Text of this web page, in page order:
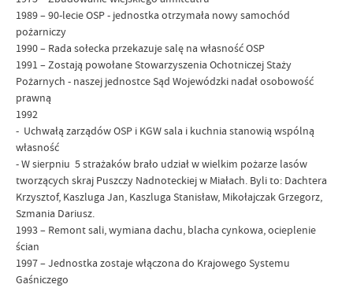
1989 – 90-lecie OSP - jednostka otrzymała nowy samochód
pożarniczy
1990 – Rada sołecka przekazuje salę na własność OSP
1991 – Zostają powołane Stowarzyszenia Ochotniczej Staży
Pożarnych - naszej jednostce Sąd Wojewódzki nadał osobowość
prawną
1992
- Uchwałą zarządów OSP i KGW sala i kuchnia stanowią wspólną
własność
- W sierpniu 5 strażaków brało udział w wielkim pożarze lasów
tworzących skraj Puszczy Nadnoteckiej w Miałach. Byli to: Dachtera
Krzysztof, Kaszluga Jan, Kaszluga Stanisław, Mikołajczak Grzegorz,
Szmania Dariusz.
1993 – Remont sali, wymiana dachu, blacha cynkowa, ocieplenie
ścian
1997 – Jednostka zostaje włączona do Krajowego Systemu
Gaśniczego